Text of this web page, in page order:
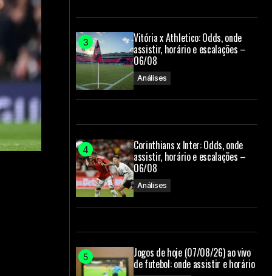
Vitória x Athletico: Odds, onde
assistir, horário e escalações –
06/08
Análises
Corinthians x Inter: Odds, onde
assistir, horário e escalações –
06/08
Análises
Jogos de hoje (07/08/26) ao vivo
de futebol: onde assistir e horário